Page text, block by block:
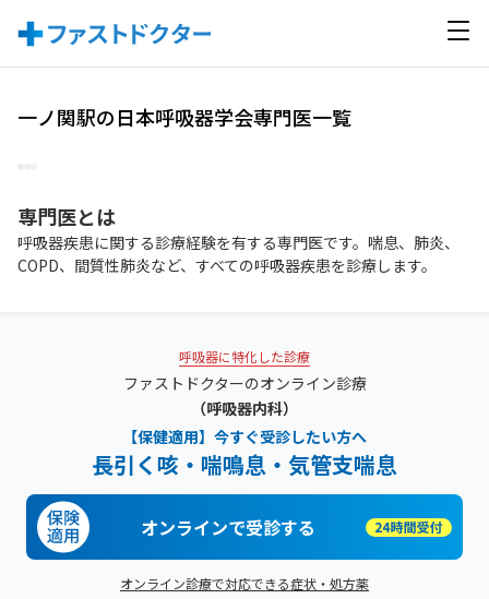
一ノ関駅の日本呼吸器学会専門医一覧
専門医とは
呼吸器疾患に関する診療経験を有する専門医です。喘息、肺炎、
COPD、間質性肺炎など、すべての呼吸器疾患を診療します。
呼吸器に特化した診療
ファストドクターのオンライン診療
（呼吸器内科）
【保健適用】今すぐ受診したい方へ
長引く咳・喘鳴息・気管支喘息
オンラインで受診する
オンライン診療で対応できる症状・処方薬